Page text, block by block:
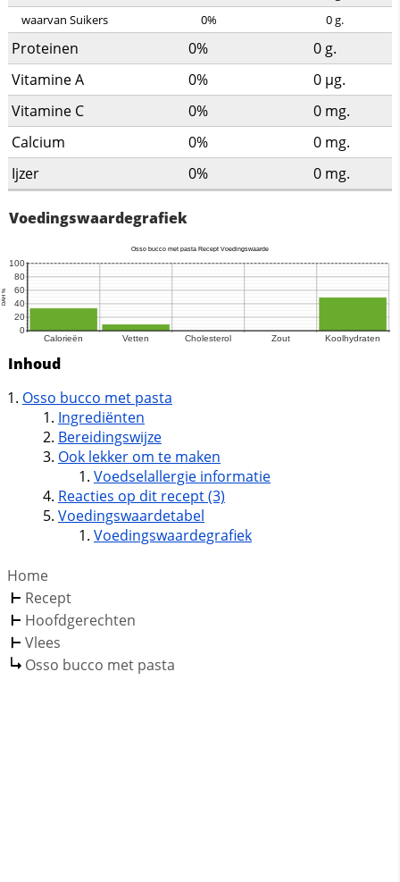
waarvan Suikers
0% 0g.
Proteinen 0% 0 g.
Vitamine A
0% 0 µg.
Vitamine C
0% 0 mg.
Calcium
0% 0 mg.
Ijzer
0% 0 mg.
Voedingswaardegrafiek
Inhoud
Osso bucco met pasta
Ingrediënten
Bereidingswijze
Ook lekker om te maken
Voedselallergie informatie
Reacties op dit recept (3)
Voedingswaardetabel
Voedingswaardegrafiek
Home
Recept
Hoofdgerechten
Vlees
Osso bucco met pasta